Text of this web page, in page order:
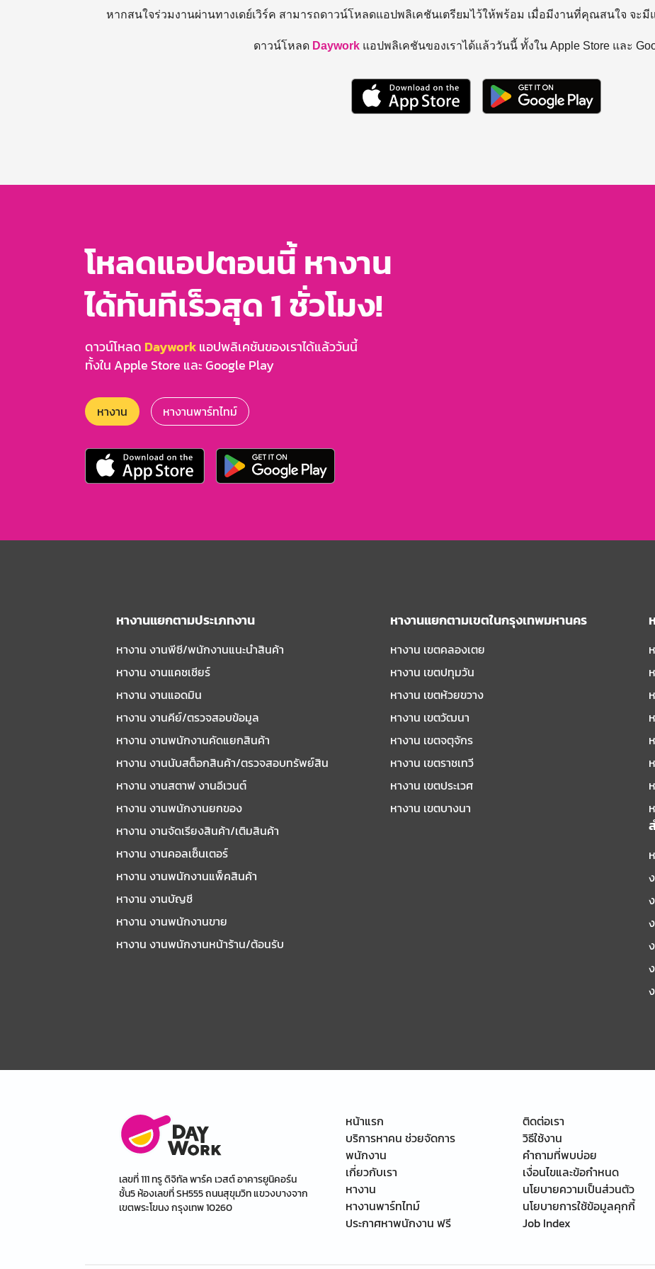
หากสนใจร่วมงานผ่านทางเดย์เวิร์ค สามารถดาวน์โหลดแอปพลิเคชันเตรียมไว้ให้พร้อม เมื่อมีงานที่คุณสนใจ จะมี
ดาวน์โหลด Daywork แอปพลิเคชันของเราได้แล้ววันนี้ ทั้งใน Apple Store และ
โหลดแอปตอนนี้ หางาน
ได้ทันทีเร็วสุด 1 ชั่วโมง!
ดาวน์โหลด Dayworkแอปพลิเคชันของเราได้แล้ววันนี้
ทั้งใน Apple Store และ Google Play
หางาน หางานพาร์ทไทม์
หางานแยกตามประเภทงาน
หางาน งานพีซี/พนักงานแนะนําสินค้า
หางาน งานแคชเชียร์
หางาน งานแอดมิน
หางาน งานคีย์/ตรวจสอบข้อมูล
หางาน งานพนักงานคัดแยกสินค้า
หางาน งานนับสต็อกสินค้า/ตรวจสอบทรัพย์สิน
หางาน งานสตาฟ งานอีเวนต์
หางาน งานพนักงานยกของ
หางาน งานจัดเรียงสินค้า/เติมสินค้า
หางาน งานคอลเซ็นเตอร์
หางาน งานพนักงานแพ็คสินค้า
หางาน งานบัญชี
หางาน งานพนักงานขาย
หางาน งานพนักงานหน้าร้าน/ต้อนรับ
หางานแยกตามเขตในกรุงเทพมหานคร
หางาน เขตคลองเตย
หางาน เขตปทุมวัน
หางาน เขตห้วยขวาง
หางาน เขตวัฒนา
หางาน เขตจตุจักร
หางาน เขตราชเทวี
หางาน เขตประเวศ
หางาน เขตบางนา
เลขที่ 111 ทรู ดิจิทัล พาร์ค เวสต์ อาคารยูนิคอร์น
ชั้น5 ห้องเลขที่ SH555 ถนนสุขุมวิท แขวงบางจาก
เขตพระโขนง กรุงเทพ 10260
หน้าแรก
บริการหาคน ช่วยจัดการ
พนักงาน
เกี่ยวกับเรา
หางาน
หางานพาร์ทไทม์
ประกาศหาพนักงาน ฟรี
ติดต่อเรา
วิธีใช้งาน
คำถามที่พบบ่อย
เงื่อนไขและข้อกำหนด
นโยบายความเป็นส่วนตัว
นโยบายการใช้ข้อมูลคุกกี้
Job Index